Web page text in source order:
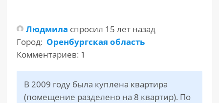
Позвонить нам
РАЗДЕЛЫ
САЙТА
Людмила спросил 15 лет назад
Город: Оренбургская область
Комментариев: 1
В 2009 году была куплена квартира
(помещение разделено на 8 квартир). По